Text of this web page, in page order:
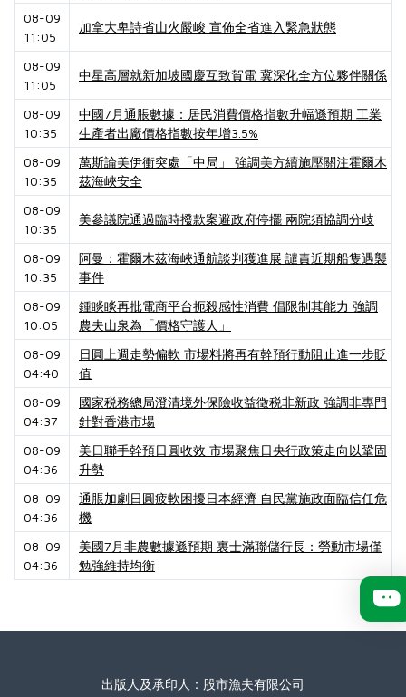
08-09
11:05
加拿大卑詩省山火嚴峻 宣佈全省進入緊急狀態
08-09
11:05
中星高層就新加坡國慶互致賀電 冀深化全方位夥伴關係
08-09
10:35
中國7月通脹數據：居民消費價格指數升幅遜預期 工業
生產者出廠價格指數按年增3.5%
08-09
10:35
萬斯論美伊衝突處「中局」 強調美方續施壓關注霍爾木
茲海峽安全
08-09
10:35
美參議院通過臨時撥款案避政府停擺 兩院須協調分歧
08-09
10:35
阿曼：霍爾木茲海峽通航談判獲進展 譴責近期船隻遇襲
事件
08-09
10:05
鍾睒睒再批電商平台扼殺感性消費 倡限制其能力 強調
農夫山泉為「價格守護人」
08-09
04:40
日圓上週走勢偏軟 市場料將再有幹預行動阻止進一步貶
值
08-09
04:37
國家税務總局澄清境外保險收益徵税非新政 強調非專門
針對香港市場
08-09
04:36
美日聯手幹預日圓收效 市場聚焦日央行政策走向以鞏固
升勢
08-09
04:36
通脹加劇日圓疲軟困擾日本經濟 自民黨施政面臨信任危
機
08-09
04:36
美國7月非農數據遜預期 裏士滿聯儲行長：勞動市場僅
勉強維持均衡
出版人及承印人：股市漁夫有限公司